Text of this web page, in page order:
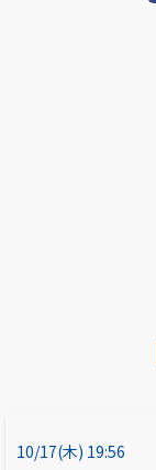
10/17(木) 19:56